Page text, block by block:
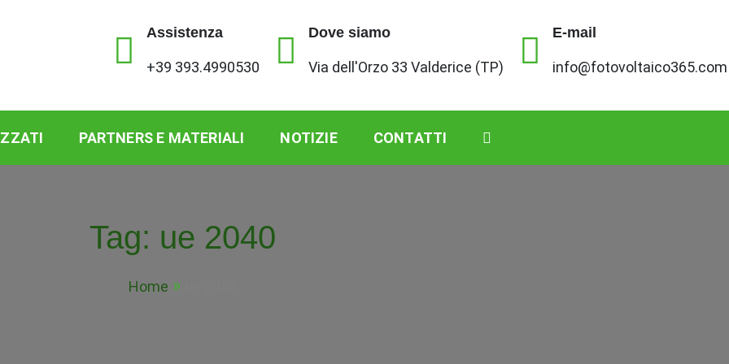
Assistenza
+39 393.4990530
Dove siamo
Via dell'Orzo 33 Valderice (TP)
E-mail
info@fotovoltaico365.com
PARTNERS E MATERIALI NOTIZIE CONTATTI
Tag: ue 2040
Home